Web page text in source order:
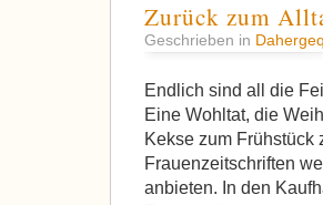
Zurück zum
Geschrieben in
Endlich sind all die
Eine Wohltat, die
Kekse zum Frühstück
Frauenzeitschriften
anbieten. In den